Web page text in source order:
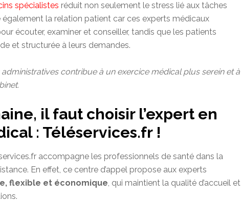
spécialistes réduit non seulement le stress lié aux tâches
la relation patient car ces experts médicaux
écouter, examiner et conseiller, tandis que les patients
et structurée à leurs demandes.
administratives contribue à un exercice médical plus serein et à
il faut choisir l’expert en
: Téléservices.fr !
accompagne les professionnels de santé dans la
En effet, ce centre d’appel propose aux experts
flexible et économique, qui maintient la qualité d’accueil et